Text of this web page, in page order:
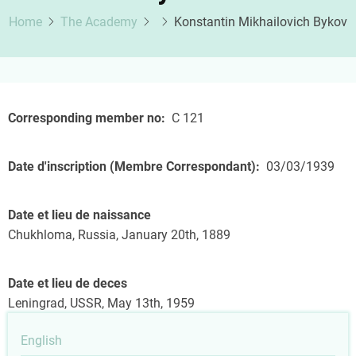
Home The Academy Konstantin Mikhailovich Bykov
Corresponding member no C 121
Date d'inscription (Membre Correspondant) 03/03/1939
Date et lieu de naissance
Chukhloma, Russia, January 20th, 1889
Date et lieu de deces
Leningrad, USSR, May 13th, 1959
English